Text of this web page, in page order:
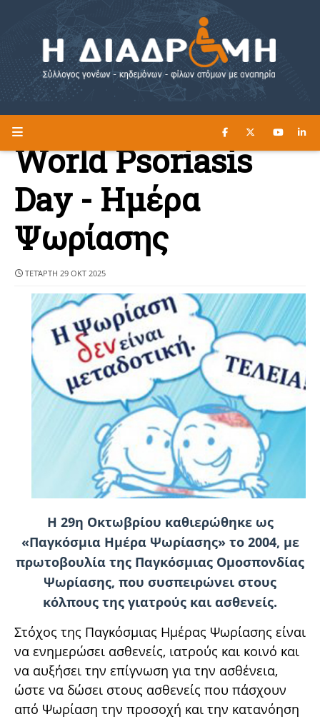
Η ΔΙΑΔΡΟΜΗ ΔΙΑΒΑΣΤΕ ΕΔΩ ►
World Psoriasis
Day - Ημέρα
Ψωρίασης
ΤΕΤΆΡΤΗ 29 ΟΚΤ 2025
Η 29η Οκτωβρίου καθιερώθηκε ως
«Παγκόσμια Ημέρα Ψωρίασης» το 2004, με
πρωτοβουλία της Παγκόσμιας Ομοσπονδίας
Ψωρίασης, που συσπειρώνει στους
κόλπους της γιατρούς και ασθενείς.
Στόχος της Παγκόσμιας Ημέρας Ψωρίασης είναι
να ενημερώσει ασθενείς, ιατρούς και κοινό και
να αυξήσει την επίγνωση για την ασθένεια,
ώστε να δώσει στους ασθενείς που πάσχουν
από Ψωρίαση την προσοχή και την κατανόηση